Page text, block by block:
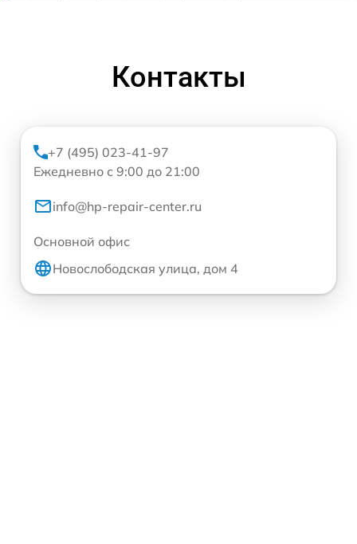
Контакты
+7 (495) 023-41-97
Ежедневно с 9:00 до 21:00
info@hp-repair-center.ru
Основной офис
Новослободская улица, дом 4